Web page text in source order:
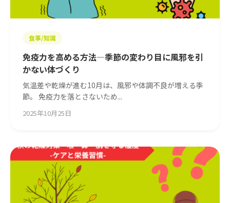
食事/知識
免疫力を高める方法—季節の変わり目に風邪を引
かない体づくり
気温差や乾燥が進む10月は、風邪や体調不良が増える季
節。 免疫力を落とさないため...
2025年10月25日